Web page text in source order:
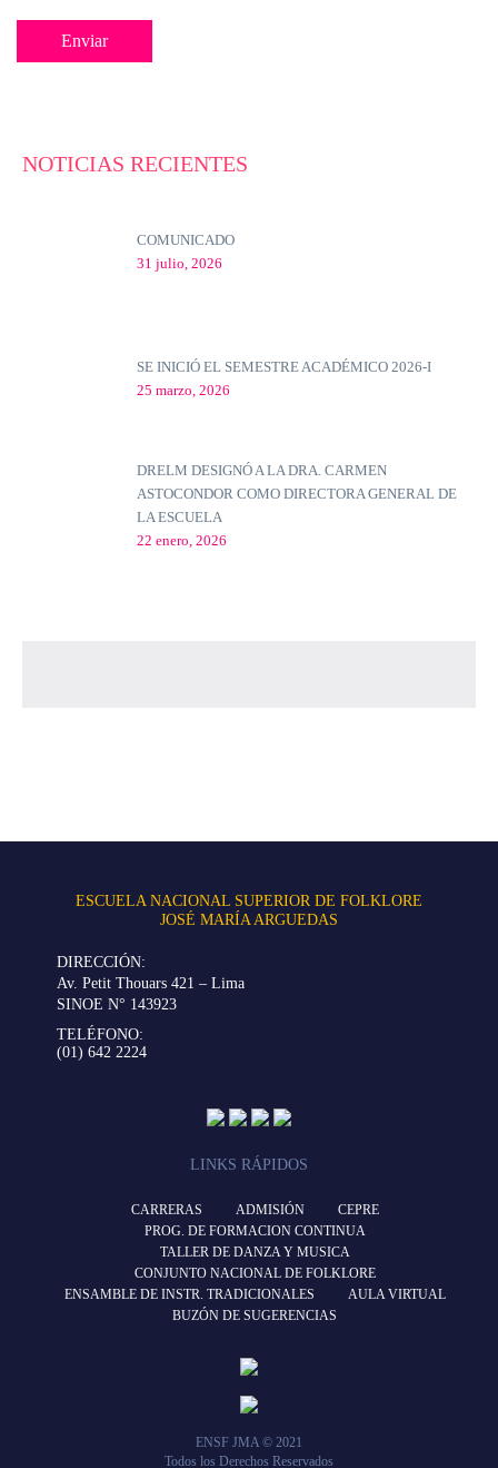
NOTICIAS RECIENTES
COMUNICADO
31 julio, 2026
SE INICIÓ EL SEMESTRE ACADÉMICO 2026-I
25 marzo, 2026
DRELM DESIGNÓ A LA DRA. CARMEN
ASTOCONDOR COMO DIRECTORA GENERAL DE
LA ESCUELA
22 enero, 2026
ESCUELA NACIONAL SUPERIOR DE FOLKLORE
JOSÉ MARÍA ARGUEDAS
DIRECCIÓN:
Av. Petit Thouars 421 – Lima
SINOE N° 143923
TELÉFONO:
(01) 642 2224
LINKS RÁPIDOS
CARRERAS ADMISIÓN
CEPRE
PROG. DE FORMACION CONTINUA
TALLER DE DANZA Y MUSICA
CONJUNTO NACIONAL DE FOLKLORE
ENSAMBLE DE INSTR. TRADICIONALES
AULA VIRTUAL
BUZÓN DE SUGERENCIAS
ENSF JMA © 2021
Todos los Derechos Reservados